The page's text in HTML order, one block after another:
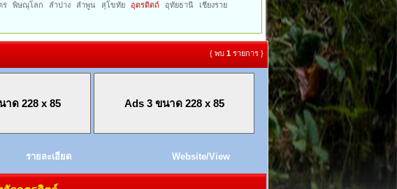
ร พิษณุโลก ลำปาง ลำพูน สุโขทัย อุตรดิตถ์ อุทัยธานี
เชียงราย
{ พบ 1 รายการ }
าด 228 x 85 Ads 3 ขนาด 228 x 85
รายละเอียด Website/View